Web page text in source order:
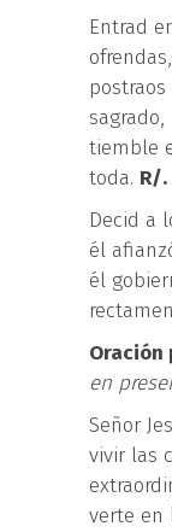
Entrad
ofrendas,
sagrado,
tiemble
toda. R/.
Decid a
él
él
Oración
en
Señor
vivir las
verte en